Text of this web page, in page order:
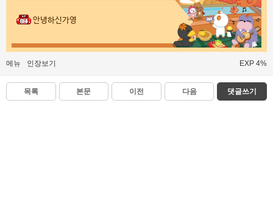
안녕하신가영
메뉴 인장보기 EXP 4%
목록 본문 이전 다음 댓글쓰기